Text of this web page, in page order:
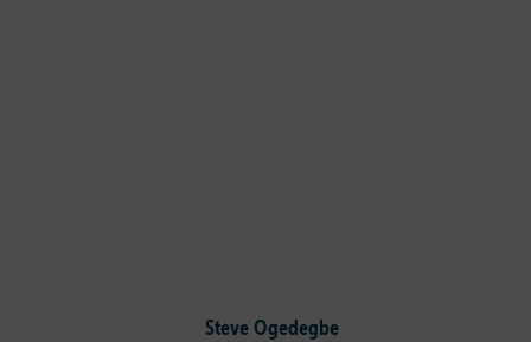
Steve Ogedegbe